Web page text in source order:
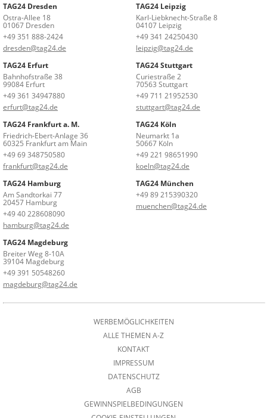
TAG24 Dresden
Ostra-Allee 18
01067 Dresden
+49 351 888-2424
dresden@tag24.de
TAG24 Leipzig
Karl-Liebknecht-Straße 8
04107 Leipzig
+49 341 24250430
leipzig@tag24.de
TAG24 Erfurt
Bahnhofstraße 38
99084 Erfurt
+49 361 34947880
erfurt@tag24.de
TAG24 Stuttgart
Curiestraße 2
70563 Stuttgart
+49 711 21952530
stuttgart@tag24.de
TAG24 Frankfurt a. M.
Friedrich-Ebert-Anlage 36
60325 Frankfurt am Main
+49 69 348750580
frankfurt@tag24.de
TAG24 Köln
Neumarkt 1a
50667 Köln
+49 221 98651990
koeln@tag24.de
TAG24 Hamburg
Am Sandtorkai 77
20457 Hamburg
+49 40 228608090
hamburg@tag24.de
TAG24 München
+49 89 215390320
muenchen@tag24.de
TAG24 Magdeburg
Breiter Weg 8-10A
39104 Magdeburg
+49 391 50548260
magdeburg@tag24.de
WERBEMÖGLICHKEITEN
ALLE THEMEN A-Z
KONTAKT
IMPRESSUM
DATENSCHUTZ
AGB
GEWINNSPIELBEDINGUNGEN